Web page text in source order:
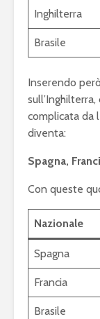
Inghilterra
Brasile
Inserendo
complicata da
diventa:
Spagna,
Con queste
Nazionale
Spagna
Francia
Brasile